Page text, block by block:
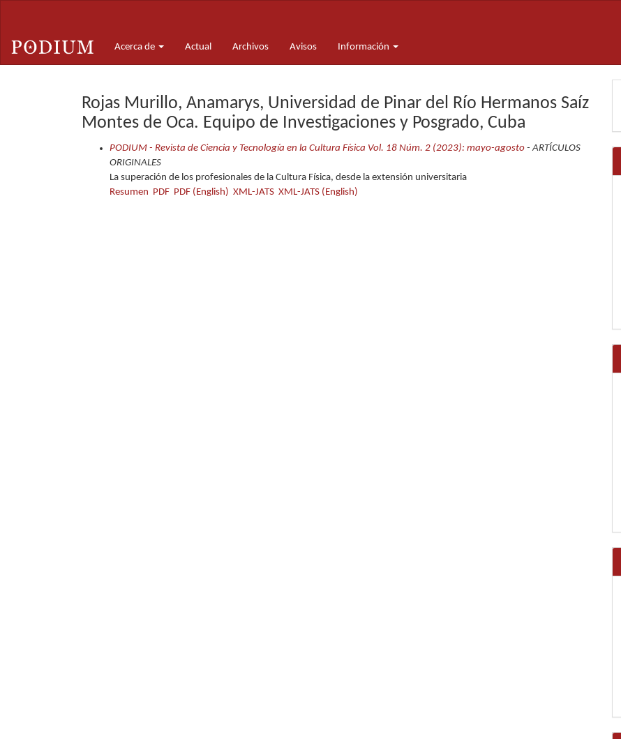
principal
Barra
Acerca de Actual Archivos Avisos Información
Rojas Murillo, Anamarys, Universidad de Pinar del Río Hermanos Saíz
Montes de Oca. Equipo de Investigaciones y Posgrado, Cuba
PODIUM - Revista de Ciencia y Tecnología en la Cultura Física Vol. 18 Núm. 2 (2023): mayo-agosto - ARTÍCULOS
ORIGINALES
La superación de los profesionales de la Cultura Física, desde la extensión universitaria
Resumen PDF PDF (English) XML-JATS XML-JATS (English)